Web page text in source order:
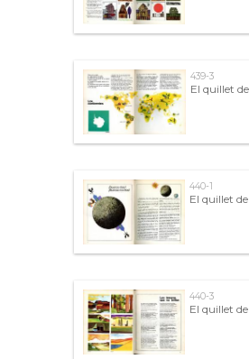
439-3
El quillet
440-1
El quillet
440-3
El quillet